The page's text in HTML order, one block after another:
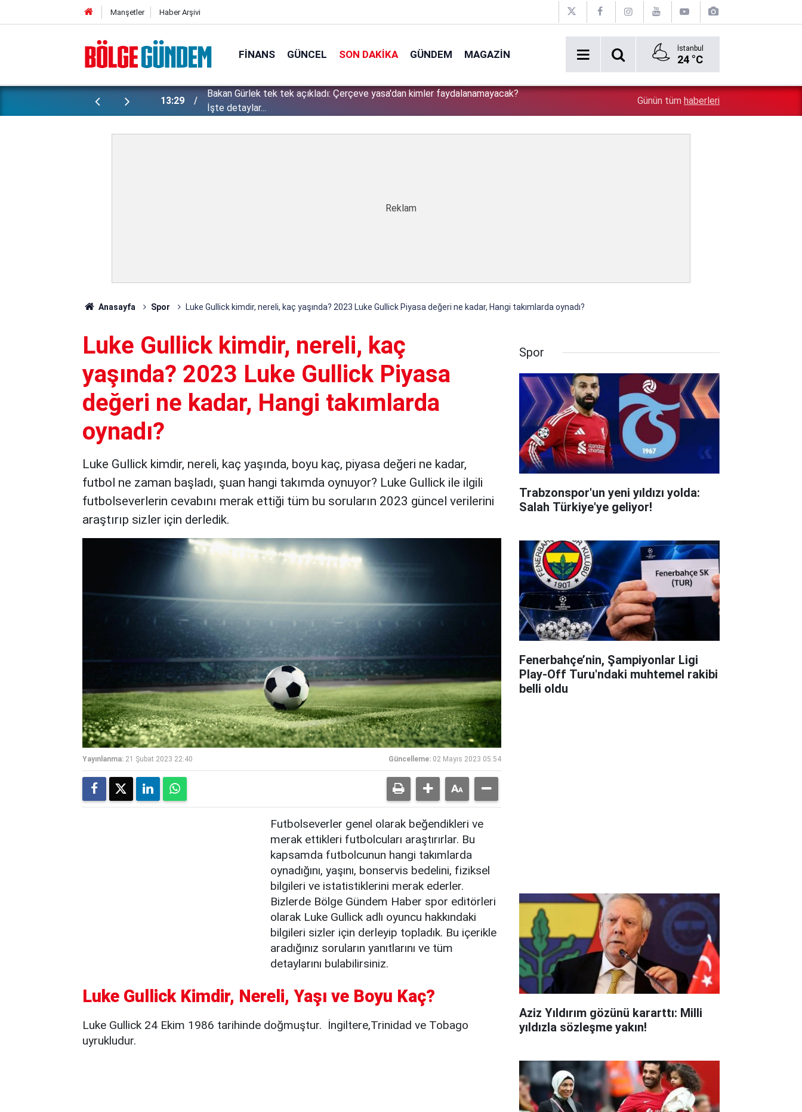
Manşetler Haber Arşivi
FINANS GÜNCEL SON DAKIKA GÜNDEM MAGAZIN İstanbul
24 °C
yapılan gizli planları deşifre etti! 13:29
Bakan Gürlek tek tek açıkladı: Çerçeve yasa'dan kimler faydalanamayacak?
İşte detaylar...
Özgür Özel'e şok! Yüzde 50 ile kazandıkları il, CHP'de
Günün tüm haberleri
Anasayfa Spor Luke Gullick kimdir, nereli, kaç yaşında? 2023 Luke Gullick Piyasa değeri ne kadar, Hangi takımlarda oynadı?
Luke Gullick kimdir, nereli, kaç
yaşında? 2023 Luke Gullick Piyasa
değeri ne kadar, Hangi takımlarda
oynadı?
Luke Gullick kimdir, nereli, kaç yaşında, boyu kaç, piyasa değeri ne kadar,
futbol ne zaman başladı, şuan hangi takımda oynuyor? Luke Gullick ile ilgili
futbolseverlerin cevabını merak ettiği tüm bu soruların 2023 güncel verilerini
araştırıp sizler için derledik.
Yayınlanma: 21 Şubat 2023 22:40 Güncelleme: 02 Mayıs 2023 05:54
Futbolseverler genel olarak beğendikleri ve
merak ettikleri futbolcuları araştırırlar. Bu
kapsamda futbolcunun hangi takımlarda
oynadığını, yaşını, bonservis bedelini, fiziksel
bilgileri ve istatistiklerini merak ederler.
Bizlerde Bölge Gündem Haber spor editörleri
olarak Luke Gullick adlı oyuncu hakkındaki
bilgileri sizler için derleyip topladık. Bu içerikle
aradığınız soruların yanıtlarını ve tüm
detaylarını bulabilirsiniz.
Luke Gullick Kimdir, Nereli, Yaşı ve Boyu Kaç?
Luke Gullick 24 Ekim 1986 tarihinde doğmuştur. İngiltere,Trinidad ve Tobago
uyrukludur.
Spor
Trabzonspor'un yeni yıldızı yolda:
Salah Türkiye'ye geliyor!
Fenerbahçe’nin, Şampiyonlar Ligi
Play-Off Turu'ndaki muhtemel rakibi
belli oldu
Aziz Yıldırım gözünü kararttı: Milli
yıldızla sözleşme yakın!